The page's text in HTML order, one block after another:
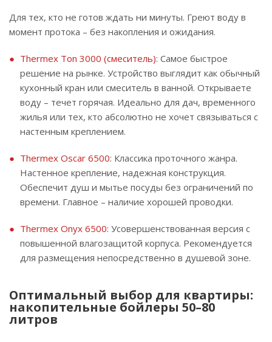
Для тех, кто не готов ждать ни минуты. Греют воду в
момент протока – без накопления и ожидания.
Thermex Ton 3000 (смеситель): Самое быстрое
решение на рынке. Устройство выглядит как обычный
кухонный кран или смеситель в ванной. Открываете
воду – течет горячая. Идеально для дач, временного
жилья или тех, кто абсолютно не хочет связываться с
настенным креплением.
Thermex Oscar 6500: Классика проточного жанра.
Настенное крепление, надежная конструкция.
Обеспечит душ и мытье посуды без ограничений по
времени. Главное – наличие хорошей проводки.
Thermex Onyx 6500: Усовершенствованная версия с
повышенной влагозащитой корпуса. Рекомендуется
для размещения непосредственно в душевой зоне.
Оптимальный выбор для квартиры:
накопительные бойлеры 50–80
литров